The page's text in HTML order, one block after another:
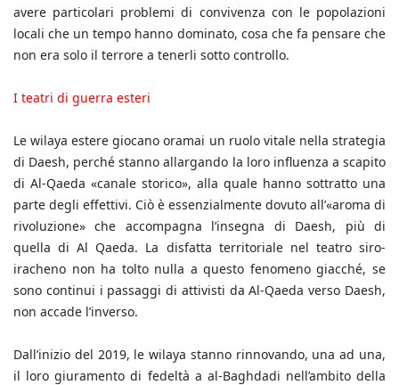
avere particolari problemi di convivenza con le popolazioni
locali che un tempo hanno dominato, cosa che fa pensare che
non era solo il terrore a tenerli sotto controllo.
I teatri di guerra esteri
Le wilaya estere giocano oramai un ruolo vitale nella strategia
di Daesh, perché stanno allargando la loro influenza a scapito
di Al-Qaeda «canale storico», alla quale hanno sottratto una
parte degli effettivi. Ciò è essenzialmente dovuto all’«aroma di
rivoluzione» che accompagna l’insegna di Daesh, più di
quella di Al Qaeda. La disfatta territoriale nel teatro siro-
iracheno non ha tolto nulla a questo fenomeno giacché, se
sono continui i passaggi di attivisti da Al-Qaeda verso Daesh,
non accade l’inverso.
Dall’inizio del 2019, le wilaya stanno rinnovando, una ad una,
il loro giuramento di fedeltà a al-Baghdadi nell’ambito della